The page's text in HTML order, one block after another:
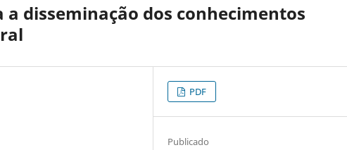
disseminação dos conhecimentos
PDF
Publicado